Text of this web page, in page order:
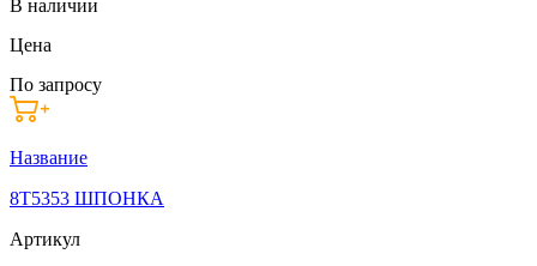
В наличии
Цена
По запросу
Название
8T5353 ШПОНКА
Артикул